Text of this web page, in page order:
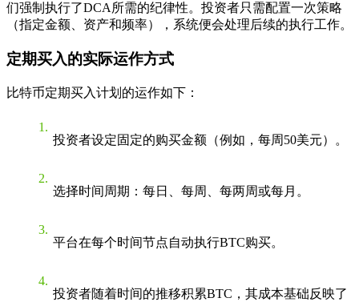
们强制执行了DCA所需的纪律性。投资者只需配置一次策略
（指定金额、资产和频率），系统便会处理后续的执行工作。
定期买入的实际运作方式
比特币定期买入计划的运作如下：
投资者设定固定的购买金额（例如，每周50美元）。
选择时间周期：每日、每周、每两周或每月。
平台在每个时间节点自动执行BTC购买。
投资者随着时间的推移积累BTC，其成本基础反映了